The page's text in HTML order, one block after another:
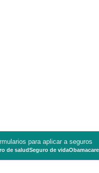
para aplicar a seguros
de saludSeguro de vida Obamacare